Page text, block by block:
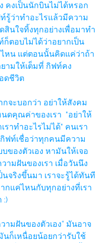
คงเป็นนักบินไม่ได้หรอก
รู้ว่าทำอะไรแล้วมีความ
สินใจทิ้งทุกอย่างเพื่อมาทำ
ก็ตอบไม่ได้ว่าอยากเป็น
หน แต่ตอนนั้นคิดแค่ว่าถ้า
ามให้เต็มที่ กิฟท์คง
ดชีวิต
จะบอกว่า อย่าให้สังคม
ดคุณค่าของเรา  "อย่าให้
ราทำอะไรไม่ได้" คนเรา
ฟท์เชื่อว่าทุกคนมีความ
ของตัวเอง หามันให้เจอ
ามฝันของเรา เมื่อวันนึง
จริงขึ้นมา เราจะรู้ได้ทันที
กแค่ไหนกับทุกอย่างที่เรา
:)
ามฝันของตัวเอง” มันอาจ
นก็เหนื่อยน้อยกว่ารับใช้